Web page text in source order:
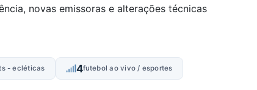
novas emissoras e alterações técnicas
- ecléticas 4futebol ao vivo / esportes